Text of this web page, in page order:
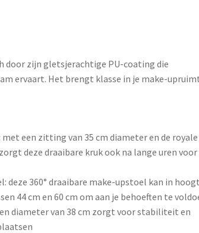
t
door zijn gletsjerachtige PU-coating die
ervaart. Het brengt klasse in je make-
een zitting van 35 cm diameter en de royale
deze draaibare kruk ook na lange uren voor
deze 360° draaibare make-upstoel kan in
44 cm en 60 cm om aan je behoeften te
diameter van 38 cm zorgt voor stabiliteit en